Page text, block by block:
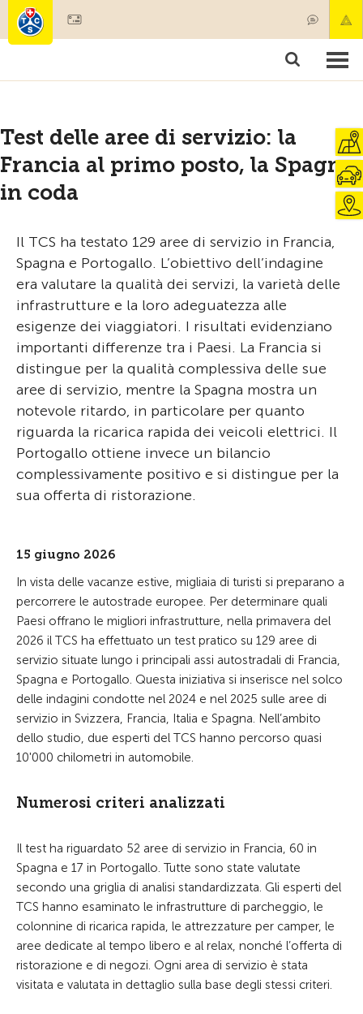
Societariato & prestazioni
Test delle aree di servizio: la
Francia al primo posto, la Spagna
in coda
Il TCS ha testato 129 aree di servizio in Francia,
Spagna e Portogallo. L’obiettivo dell’indagine
era valutare la qualità dei servizi, la varietà delle
infrastrutture e la loro adeguatezza alle
esigenze dei viaggiatori. I risultati evidenziano
importanti differenze tra i Paesi. La Francia si
distingue per la qualità complessiva delle sue
aree di servizio, mentre la Spagna mostra un
notevole ritardo, in particolare per quanto
riguarda la ricarica rapida dei veicoli elettrici. Il
Portogallo ottiene invece un bilancio
complessivamente positivo e si distingue per la
sua offerta di ristorazione.
15 giugno 2026
In vista delle vacanze estive, migliaia di turisti si preparano a
percorrere le autostrade europee. Per determinare quali
Paesi offrano le migliori infrastrutture, nella primavera del
2026 il TCS ha effettuato un test pratico su 129 aree di
servizio situate lungo i principali assi autostradali di Francia,
Spagna e Portogallo. Questa iniziativa si inserisce nel solco
delle indagini condotte nel 2024 e nel 2025 sulle aree di
servizio in Svizzera, Francia, Italia e Spagna. Nell’ambito
dello studio, due esperti del TCS hanno percorso quasi
10'000 chilometri in automobile.
Numerosi criteri analizzati
Il test ha riguardato 52 aree di servizio in Francia, 60 in
Spagna e 17 in Portogallo. Tutte sono state valutate
secondo una griglia di analisi standardizzata. Gli esperti del
TCS hanno esaminato le infrastrutture di parcheggio, le
colonnine di ricarica rapida, le attrezzature per camper, le
aree dedicate al tempo libero e al relax, nonché l’offerta di
ristorazione e di negozi. Ogni area di servizio è stata
visitata e valutata in dettaglio sulla base degli stessi criteri.